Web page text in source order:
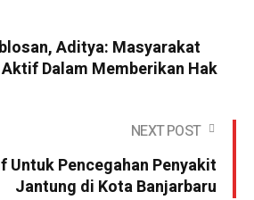
Aditya: Masyarakat
Dalam Memberikan Hak
NEXT POST
Untuk Pencegahan Penyakit
Jantung di Kota Banjarbaru